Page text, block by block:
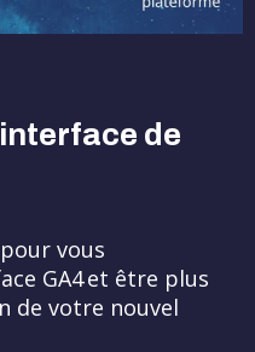
de
vous
GA4 et être plus
de votre nouvel